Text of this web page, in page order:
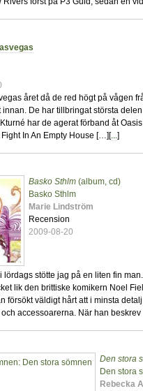
året då de red högt på vågen
innan. De har tillbringat största
har de agerat förband åt
Fight In An Empty House […][... ]
Basko Sthlm (album, cd)
Basko Sthlm
Marie Lindström
Recension
2009-08-20
lördags stötte jag på en liten fin
lik den brittiske komikern Noel
försökt väldigt hårt att i minsta
accessoarerna. När han
Den stora
Den stora
Rebecka